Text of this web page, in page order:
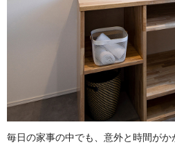
毎日の家事の中でも、意外と時間がか